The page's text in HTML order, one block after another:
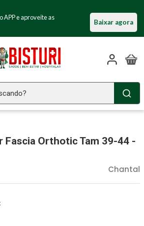
APP e aproveite as
Baixar agora
Fascia Orthotic Tam 39-44 -
Chantal
Littmann